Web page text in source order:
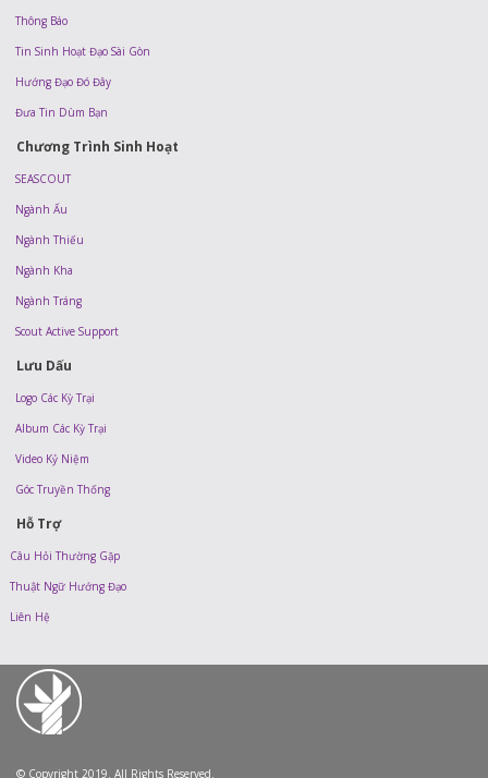
Thông Báo
Tin Sinh Hoạt Đạo Sài Gòn
Hướng Đạo Đó Đây
Đưa Tin Dùm Bạn
Chương Trình Sinh Hoạt
SEASCOUT
Ngành Ấu
Ngành Thiếu
Ngành Kha
Ngành Tráng
Scout Active Support
Lưu Dấu
Logo Các Kỳ Trại
Album Các Kỳ Trại
Video Kỷ Niệm
Góc Truyền Thống
Hỗ Trợ
Câu Hỏi Thường Gặp
Thuật Ngữ Hướng Đạo
Liên Hệ
© Copyright 2019. All Rights Reserved.